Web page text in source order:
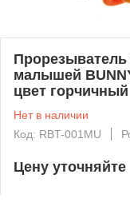
малышей
цвет горчичный
Нет в наличии
Код: RBT-001MU
Цену уточняйте